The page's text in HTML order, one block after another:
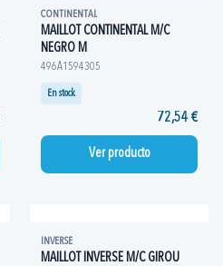
CONTINENTAL
MAILLOT CONTINENTAL M/C
NEGRO M
496A1594305
En stock
72,54 €
Ver producto
INVERSE
MAILLOT INVERSE M/C GIROU